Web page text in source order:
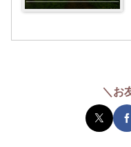
＼お